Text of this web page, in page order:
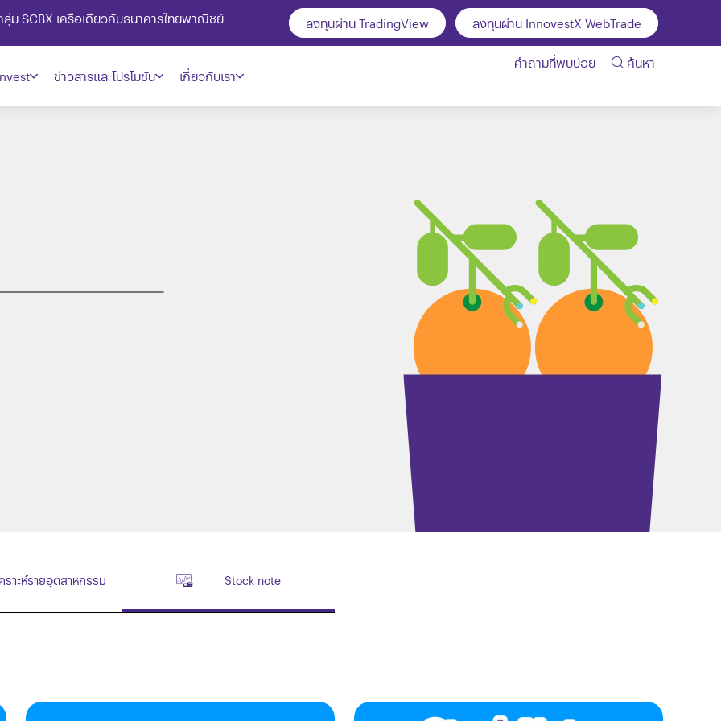
ม SCBX เครือเดียวกับธนาคารไทยพาณิชย์ ลงทุนผ่าน TradingView ลงทุนผ่าน InnovestX WebTrade
ข่าวสารและโปรโมชัน เกี่ยวกับเรา
คำถามที่พบบ่อย ค้นหา
ราะห์รายอุตสาหกรรม Stock note